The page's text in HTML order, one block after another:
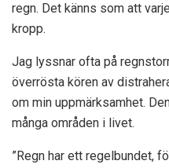
regn. Det känns som att
kropp.
Jag lyssnar ofta på
överrösta kören av
om min uppmärksamhet.
många områden i livet.
”Regn har ett regelbundet,